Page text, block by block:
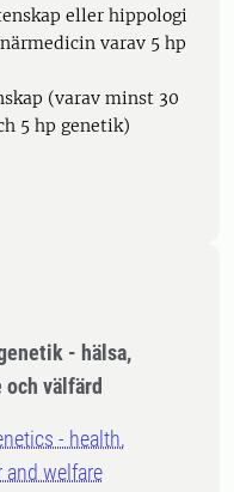
eller hippologi
varav 5 hp
(varav minst 30
5 hp genetik)
- hälsa,
och välfärd
- health,
and welfare